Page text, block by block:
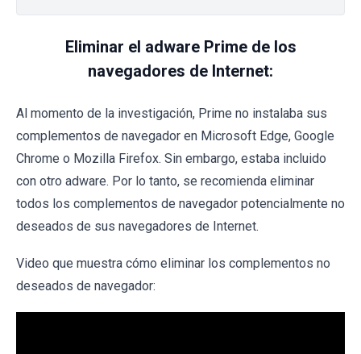
Eliminar el adware Prime de los
navegadores de Internet:
Al momento de la investigación, Prime no instalaba sus
complementos de navegador en Microsoft Edge, Google
Chrome o Mozilla Firefox. Sin embargo, estaba incluido
con otro adware. Por lo tanto, se recomienda eliminar
todos los complementos de navegador potencialmente no
deseados de sus navegadores de Internet.
Video que muestra cómo eliminar los complementos no
deseados de navegador: